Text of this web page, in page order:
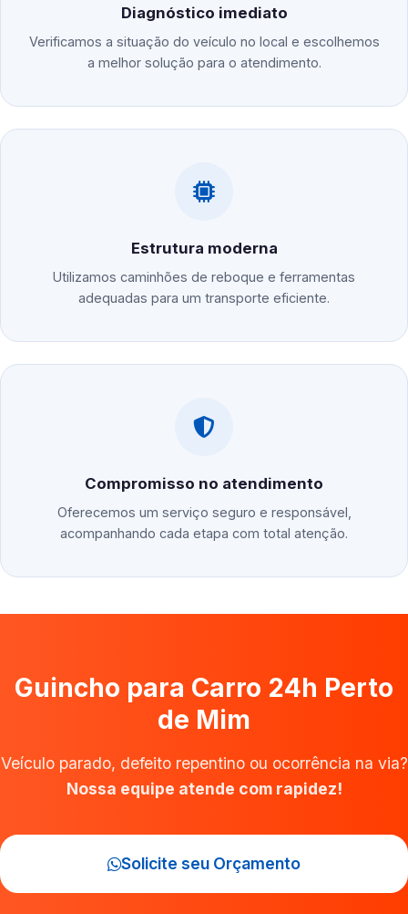
Diagnóstico imediato
Verificamos a situação do veículo no local e escolhemos
a melhor solução para o atendimento.
Estrutura moderna
Utilizamos caminhões de reboque e ferramentas
adequadas para um transporte eficiente.
Compromisso no atendimento
Oferecemos um serviço seguro e responsável,
acompanhando cada etapa com total atenção.
Guincho para Carro 24h Perto
de Mim
Veículo parado, defeito repentino ou ocorrência na via?
Nossa equipe atende com rapidez!
Solicite seu Orçamento